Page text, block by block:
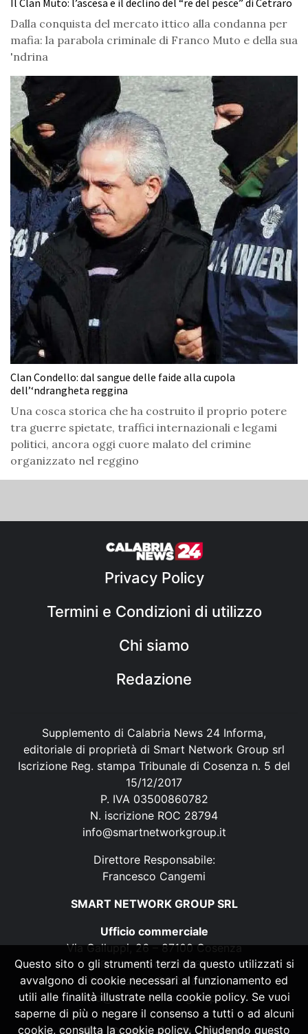
Dalla conquista del mercato ittico alla condanna per
mafia: la parabola criminale di Franco Muto e della sua
'ndrina
Clan Condello: dal sangue delle faide alla cupola
dell’‘ndrangheta reggina
Una cosca storica che ha costruito il proprio potere
tra guerre spietate, traffici internazionali e legami
politici, ancora oggi cuore malato del crimine
organizzato nel reggino
Privacy Policy
Termini e Condizioni di utilizzo
Chi siamo
Redazione
Supplemento di Calabria News 24 Informa,
editoriale di proprietà di Smart Network Group srl
Iscrizione Reg. stampa Tribunale di Cosenza n. 5 del
15/12/2017
P. IVA 03500860782
N. iscrizione ROC 28794
info@smartnetworkgroup.it
Direttore Responsabile:
Francesco Cangemi
SMART NETWORK GROUP SRL
Ufficio commerciale
Via Galluppi, 26 – 87100 Cosenza
P. IVA 03500860782
N. iscrizione ROC 28794
info@smartnetworkgroup.it
Questo sito o gli strumenti terzi da questo utilizzati si
avvalgono di cookie necessari al funzionamento ed
utili alle finalità illustrate nella cookie policy. Se vuoi
saperne di più o negare il consenso a tutti o ad alcuni
cookie, consulta la cookie policy. Chiudendo questo